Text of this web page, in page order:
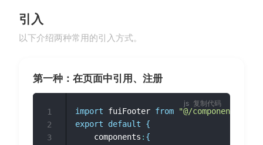
引入
以下介绍两种常用的引入方式。
第一种：在页面中引用、注册
import fuiFooter from
"@/
export
default
{
	components
: {
1
2
3
复制代码